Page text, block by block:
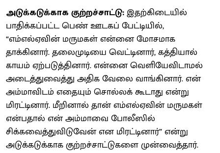
அடுக்கடுக்காக குற்றச்சாட்டு:இதற்கிடையில்
பாதிக்கப்பட்ட பெண் ஊடகப் பேட்டியில்,
“எம்எல்ஏவின் மருமகள் என்னை மோசமாக
தாக்கினார். தலைமுடியை வெட்டினார், கத்தியால்
காயம் ஏற்படுத்தினார். என்னை வெளியேவிடாமல்
அடைத்துவைத்து அதிக வேலை வாங்கினார். என்
அம்மாவிடம் எதையும் சொல்லக் கூடாது என்று
மிரட்டினார். மீறினால் தான் எம்எல்ஏவின் மருமகள்
என்பதால் என் அம்மாவை போலீஸில்
சிக்கவைத்துவிடுவேன் என மிரட்டினார்” என்று
அடுக்கடுக்காக குற்றச்சாட்டுகளை முன்வைத்தார்.